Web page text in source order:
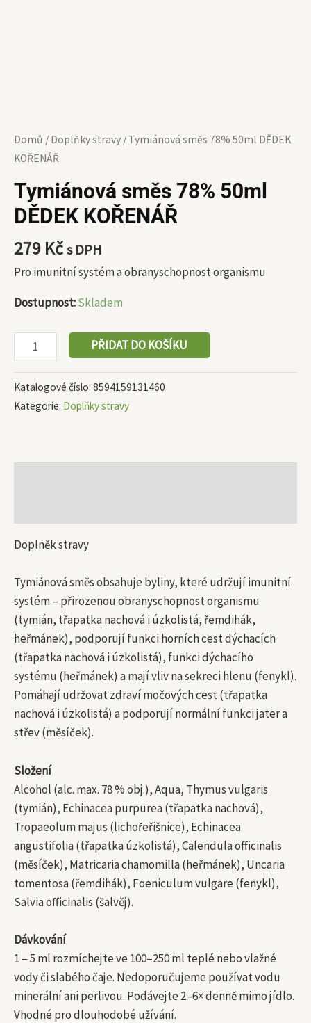
Domů / Doplňky stravy / Tymiánová směs 78% 50ml DĚDEK
KOŘENÁŘ
Tymiánová směs 78% 50ml
DĚDEK KOŘENÁŘ
279 Kčs DPH
Pro imunitní systém a obranyschopnost organismu
Dostupnost:Skladem
PŘIDAT DO KOŠÍKU
Katalogové číslo: 8594159131460
Kategorie: Doplňky stravy
Doplněk stravy
Tymiánová směs obsahuje byliny, které udržují imunitní
systém – přirozenou obranyschopnost organismu
(tymián, třapatka nachová i úzkolistá, řemdihák,
heřmánek), podporují funkci horních cest dýchacích
(třapatka nachová i úzkolistá), funkci dýchacího
systému (heřmánek) a mají vliv na sekreci hlenu (fenykl).
Pomáhají udržovat zdraví močových cest (třapatka
nachová i úzkolistá) a podporují normální funkci jater a
střev (měsíček).
Složení
Alcohol (alc. max. 78 % obj.), Aqua, Thymus vulgaris
(tymián), Echinacea purpurea (třapatka nachová),
Tropaeolum majus (lichořeřišnice), Echinacea
angustifolia (třapatka úzkolistá), Calendula officinalis
(měsíček), Matricaria chamomilla (heřmánek), Uncaria
tomentosa (řemdihák), Foeniculum vulgare (fenykl),
Salvia officinalis (šalvěj).
Dávkování
1 – 5 ml rozmíchejte ve 100–250 ml teplé nebo vlažné
vody či slabého čaje. Nedoporučujeme používat vodu
minerální ani perlivou. Podávejte 2–6× denně mimo jídlo.
Vhodné pro dlouhodobé užívání.